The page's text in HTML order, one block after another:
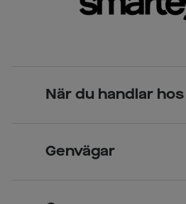
När du handlar
Genvägar